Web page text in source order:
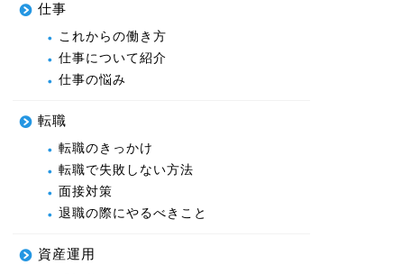
仕事
これからの働き方
仕事について紹介
仕事の悩み
転職
転職のきっかけ
転職で失敗しない方法
面接対策
退職の際にやるべきこと
資産運用